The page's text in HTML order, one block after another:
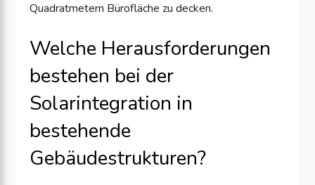
Quadratmetern Bürofläche zu decken.
Welche Herausforderungen
bestehen bei der
Solarintegration in
bestehende
Gebäudestrukturen?